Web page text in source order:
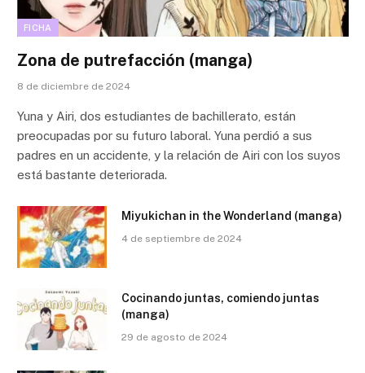
FICHA
Zona de putrefacción (manga)
8 de diciembre de 2024
Yuna y Airi, dos estudiantes de bachillerato, están
preocupadas por su futuro laboral. Yuna perdió a sus
padres en un accidente, y la relación de Airi con los suyos
está bastante deteriorada.
Miyukichan in the Wonderland (manga)
4 de septiembre de 2024
Cocinando juntas, comiendo juntas
(manga)
29 de agosto de 2024